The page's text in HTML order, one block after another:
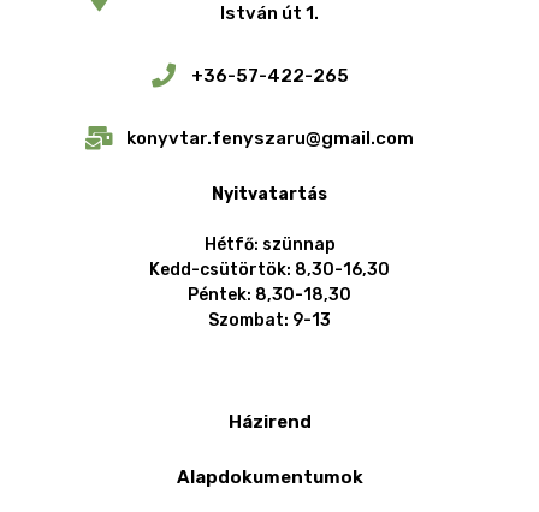
István út 1.
+36-57-422-265
konyvtar.fenyszaru@gmail.com
Nyitvatartás
Hétfő: szünnap
Kedd-csütörtök: 8,30-16,30
Péntek: 8,30-18,30
Szombat: 9-13
Házirend
Alapdokumentumok